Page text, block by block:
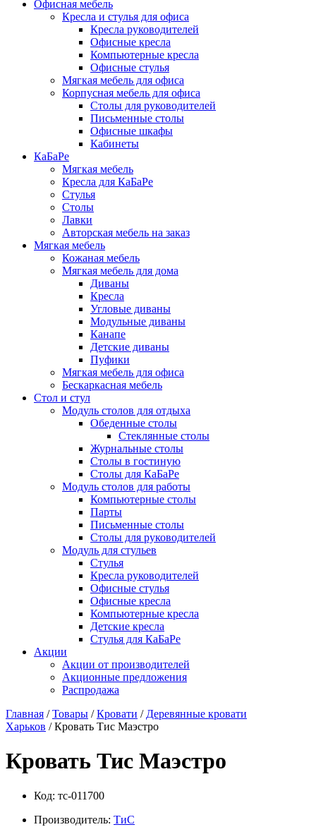
Офисная мебель
Кресла и стулья для офиса
Кресла руководителей
Офисные кресла
Компьютерные кресла
Офисные стулья
Мягкая мебель для офиса
Корпусная мебель для офиса
Столы для руководителей
Письменные столы
Офисные шкафы
Кабинеты
КаБаРе
Мягкая мебель
Кресла для КаБаРе
Стулья
Столы
Лавки
Авторская мебель на заказ
Мягкая мебель
Кожаная мебель
Мягкая мебель для дома
Диваны
Кресла
Угловые диваны
Модульные диваны
Канапе
Детские диваны
Пуфики
Мягкая мебель для офиса
Бескаркасная мебель
Стол и стул
Модуль столов для отдыха
Обеденные столы
Стеклянные столы
Журнальные столы
Столы в гостиную
Столы для КаБаРе
Модуль столов для работы
Компьютерные столы
Парты
Письменные столы
Столы для руководителей
Модуль для стульев
Стулья
Кресла руководителей
Офисные стулья
Офисные кресла
Компьютерные кресла
Детские кресла
Стулья для КаБаРе
Акции
Акции от производителей
Акционные предложения
Распродажа
Главная /Товары /Кровати / Деревянные кровати
Харьков / Кровать Тис Маэстро
Кровать Тис Маэстро
Код: тс-011700
Производитель: ТиС